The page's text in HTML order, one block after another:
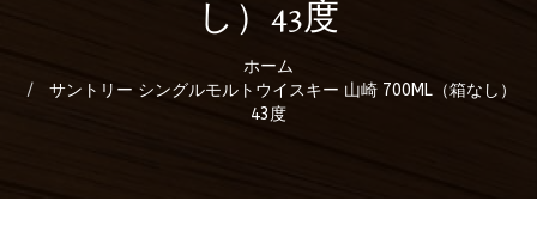
し）43度
ホーム
サントリー シングルモルトウイスキー 山崎 700ML（箱なし）
43度